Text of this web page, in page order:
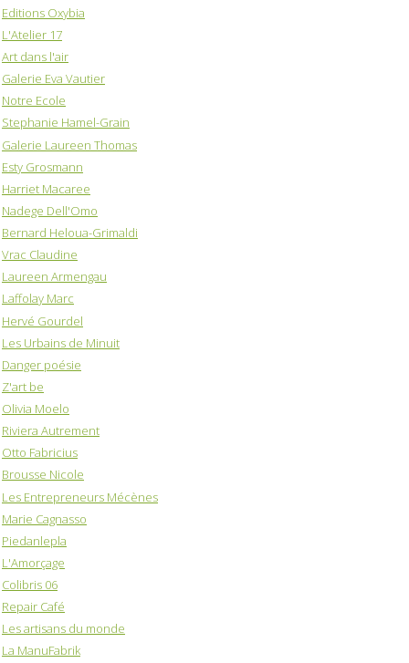
Editions Oxybia
L'Atelier 17
Art dans l'air
Galerie Eva Vautier
Notre Ecole
Stephanie Hamel-Grain
Galerie Laureen Thomas
Esty Grosmann
Harriet Macaree
Nadege Dell'Omo
Bernard Heloua-Grimaldi
Vrac Claudine
Laureen Armengau
Laffolay Marc
Hervé Gourdel
Les Urbains de Minuit
Danger poésie
Z'art be
Olivia Moelo
Riviera Autrement
Otto Fabricius
Brousse Nicole
Les Entrepreneurs Mécènes
Marie Cagnasso
Piedanlepla
L'Amorçage
Colibris 06
Repair Café
Les artisans du monde
La ManuFabrik